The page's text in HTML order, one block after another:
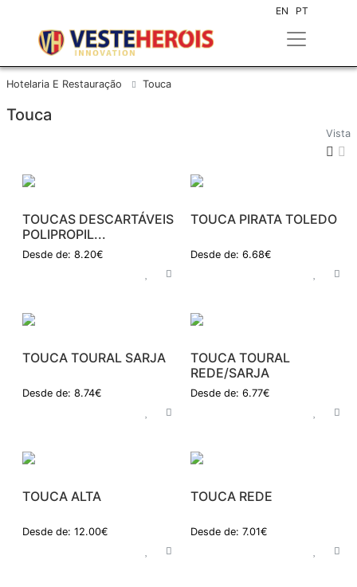
EN PT
Hotelaria E Restauração Touca
Touca
Vista
TOUCAS DESCARTÁVEIS
POLIPROPIL...
Desde de: 8.20€
TOUCA PIRATA TOLEDO
Desde de: 6.68€
TOUCA TOURAL SARJA
Desde de: 8.74€
TOUCA TOURAL
REDE/SARJA
Desde de: 6.77€
TOUCA ALTA
Desde de: 12.00€
TOUCA REDE
Desde de: 7.01€